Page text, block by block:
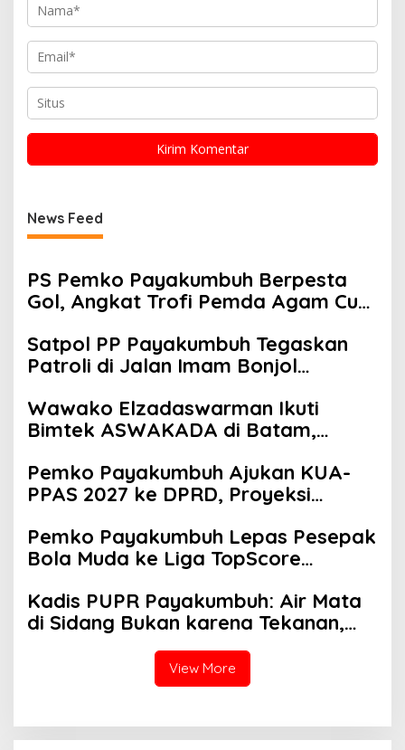
News Feed
PS Pemko Payakumbuh Berpesta
Gol, Angkat Trofi Pemda Agam Cup
Satpol PP Payakumbuh Tegaskan
Patroli di Jalan Imam Bonjol
Wawako Elzadaswarman Ikuti
Bimtek ASWAKADA di Batam,
dan Sinkronisasi Kebijakan
Pemko Payakumbuh Ajukan KUA-
PPAS 2027 ke DPRD, Proyeksi
Pemko Payakumbuh Lepas Pesepak
Bola Muda ke Liga TopScore
Kadis PUPR Payakumbuh: Air Mata
di Sidang Bukan karena Tekanan,
View More